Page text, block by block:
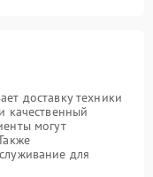
доставку техники
качественный
могут
для